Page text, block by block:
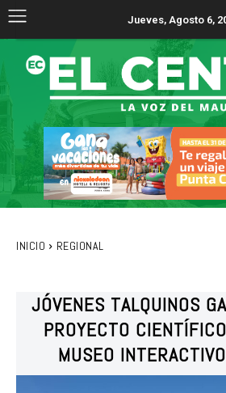
Jueves, Agosto 6,
INICIO REGIONAL
JÓVENES TALQUINOS
PROYECTO
MUSEO